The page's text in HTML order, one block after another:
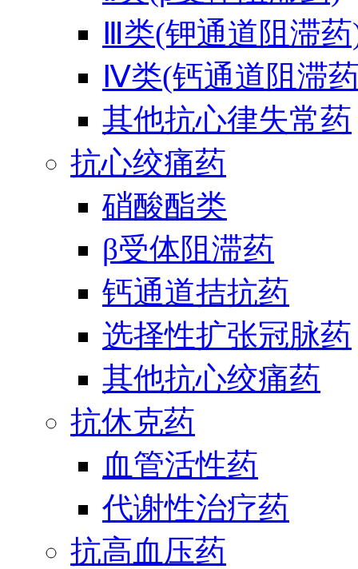
Ⅲ类(钾通道阻滞
Ⅳ类(钙通道阻滞
其他抗心律失常药
抗心绞痛药
硝酸酯类
β受体阻滞药
钙通道拮抗药
选择性扩张冠脉药
其他抗心绞痛药
抗休克药
血管活性药
代谢性治疗药
抗高血压药